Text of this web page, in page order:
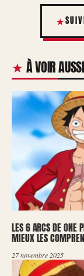
À VOIR
LES 6 ARCS DE ONE
MIEUX LES
27 novembre 2025